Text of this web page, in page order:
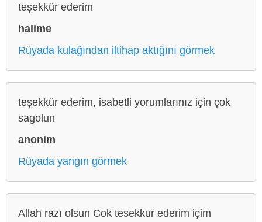
teşekkür ederim
halime
Rüyada kulağından iltihap aktığını görmek
teşekkür ederim, isabetli yorumlarınız için çok
sagolun
anonim
Rüyada yangın görmek
Allah razı olsun Cok tesekkur ederim içim